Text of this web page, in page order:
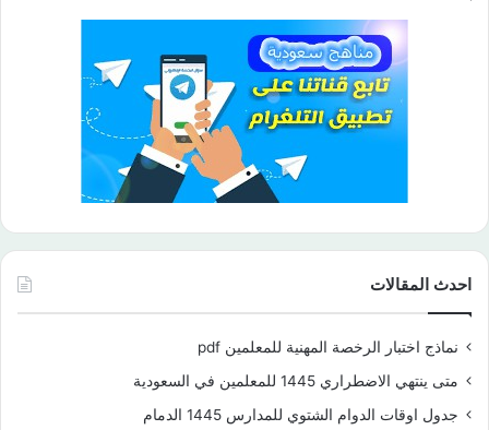
احدث المقالات
نماذج اختبار الرخصة المهنية للمعلمين pdf
متى ينتهي الاضطراري 1445 للمعلمين في السعودية
جدول اوقات الدوام الشتوي للمدارس 1445 الدمام